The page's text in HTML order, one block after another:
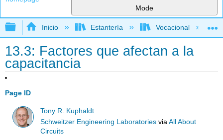
Mode
Expandir/contraer jerarquía global
Inicio Estantería Vocacional
13.3: Factores que afectan a la
capacitancia
Page ID
Tony R. Kuphaldt
Schweitzer Engineering Laboratories viaAll About
Circuits